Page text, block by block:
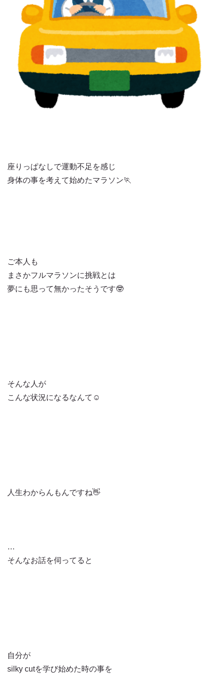
座りっぱなしで運動不足を感じ
身体の事を考えて始めたマラソン🏃
ご本人も
まさかフルマラソンに挑戦とは
夢にも思って無かったそうです🤓
そんな人が
こんな状況になるなんて☺️
人生わからんもんですね👋
…
そんなお話を伺ってると
自分が
silky cutを学び始めた時の事を